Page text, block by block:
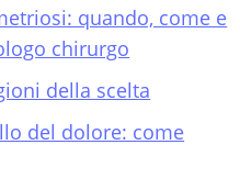
quando, come e
chirurgo
della scelta
del dolore: come